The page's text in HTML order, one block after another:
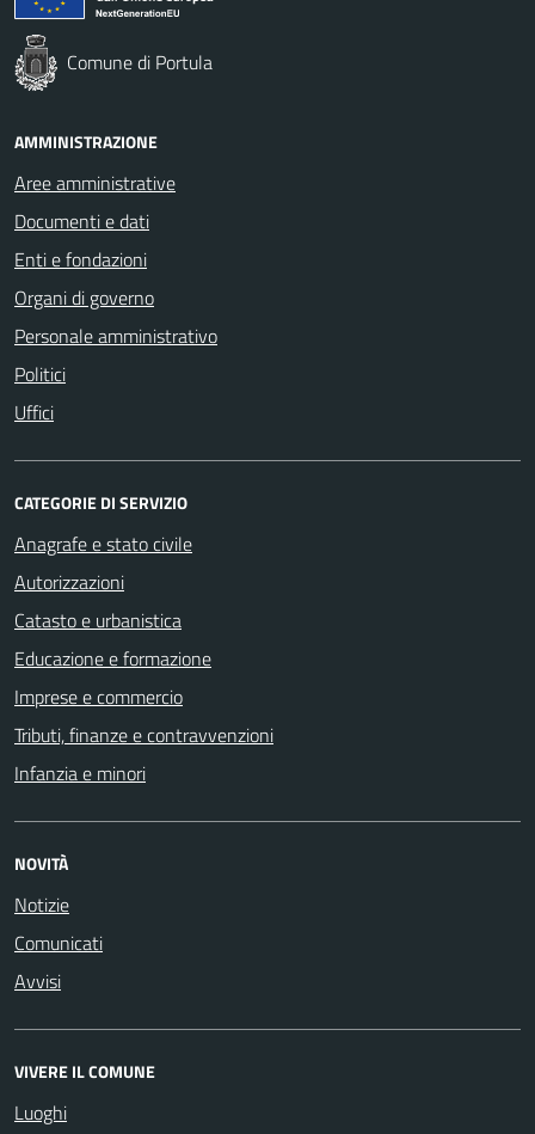
Comune di Portula
AMMINISTRAZIONE
Aree amministrative
Documenti e dati
Enti e fondazioni
Organi di governo
Personale amministrativo
Politici
Uffici
CATEGORIE DI SERVIZIO
Anagrafe e stato civile
Autorizzazioni
Catasto e urbanistica
Educazione e formazione
Imprese e commercio
Tributi, finanze e contravvenzioni
Infanzia e minori
NOVITÀ
Notizie
Comunicati
Avvisi
VIVERE IL COMUNE
Luoghi